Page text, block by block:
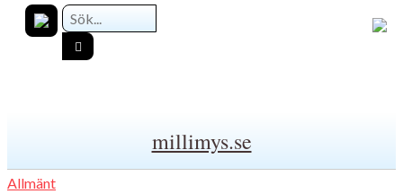
millimys.se
Allmänt